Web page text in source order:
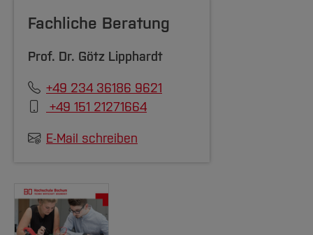
Kooperationsunternehmen
Einschreibung vor
Fachliche Beratung
Prof. Dr. Götz Lipphardt
+49 234 36186 9621
+49 151 21271664
E-Mail schreiben